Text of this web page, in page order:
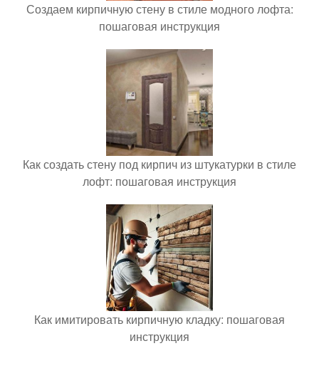
Создаем кирпичную стену в стиле модного лофта:
пошаговая инструкция
Как создать стену под кирпич из штукатурки в стиле
лофт: пошаговая инструкция
Как имитировать кирпичную кладку: пошаговая
инструкция